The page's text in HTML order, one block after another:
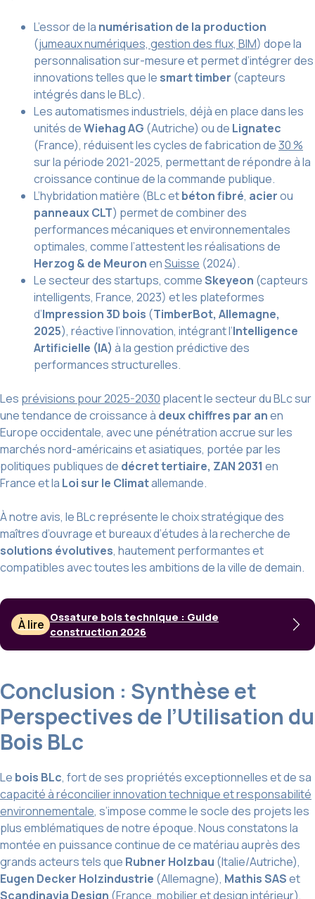
L’essor de la numérisation de la production
(jumeaux numériques, gestion des flux, BIM) dope la
personnalisation sur-mesure et permet d’intégrer des
innovations telles que le smart timber (capteurs
intégrés dans le BLc).
Les automatismes industriels, déjà en place dans les
unités deWiehag AG (Autriche) ou de Lignatec
(France), réduisent les cycles de fabrication de30 %
sur la période 2021-2025, permettant de répondre à la
croissance continue de la commande publique.
L’hybridation matière (BLc etbéton fibré, acierou
panneaux CLT) permet de combiner des
performances mécaniques et environnementales
optimales, comme l’attestent les réalisations de
Herzog & de MeuronenSuisse (2024).
Le secteur des startups, commeSkeyeon (capteurs
intelligents, France, 2023) et les plateformes
d’Impression 3D bois (TimberBot, Allemagne,
2025), réactive l’innovation, intégrant l’Intelligence
Artificielle (IA) à la gestion prédictive des
performances structurelles.
Les prévisions pour 2025-2030 placent le secteur du BLc sur
une tendance de croissance à deux chiffres par anen
Europe occidentale, avec une pénétration accrue sur les
marchés nord-américains et asiatiques, portée par les
politiques publiques de décret tertiaire, ZAN 2031 en
France et la Loi sur le Climatallemande.
À notre avis, le BLc représente le choix stratégique des
maîtres d’ouvrage et bureaux d’études à la recherche de
solutions évolutives, hautement performantes et
compatibles avec toutes les ambitions de la ville de demain.
À lire Ossature bois technique : Guide
construction 2026
Conclusion : Synthèse et
Perspectives de l’Utilisation du
Bois BLc
Le bois BLc, fort de ses propriétés exceptionnelles et de sa
capacité à réconcilier innovation technique et responsabilité
environnementale, s’impose comme le socle des projets les
plus emblématiques de notre époque. Nous constatons la
montée en puissance continue de ce matériau auprès des
grands acteurs tels que Rubner Holzbau (Italie/Autriche),
Eugen Decker Holzindustrie (Allemagne), Mathis SASet
Scandinavia Design (France, mobilier et design intérieur),